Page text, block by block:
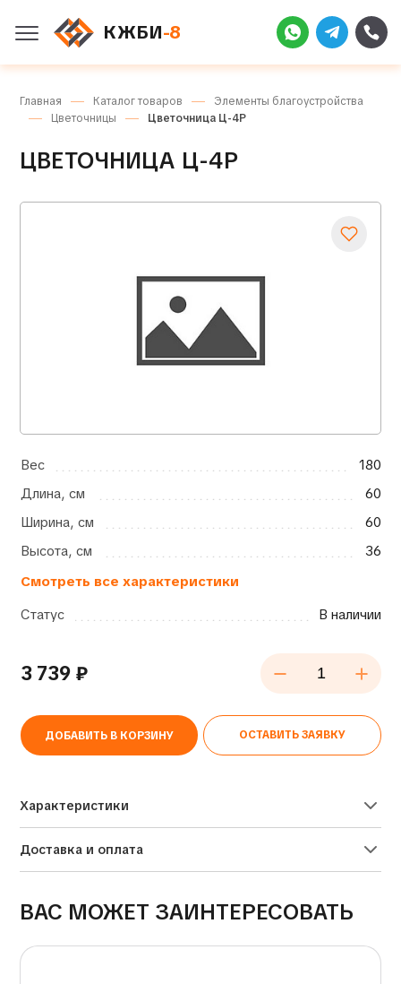
КЖБИ-8
Главная Каталог товаров
Элементы благоустройства
Цветочницы
Цветочница Ц-4Р
ЦВЕТОЧНИЦА Ц-4Р
Вес
180
Длина, см
60
Ширина, см
60
Высота, см
36
Смотреть все характеристики
Статус
В наличии
3 739 ₽
ДОБАВИТЬ В КОРЗИНУ ОСТАВИТЬ ЗАЯВКУ
Характеристики
Доставка и оплата
ВАС МОЖЕТ ЗАИНТЕРЕСОВАТЬ